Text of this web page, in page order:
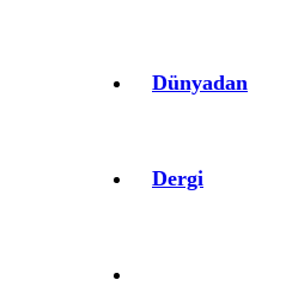
Dünyadan
Dergi